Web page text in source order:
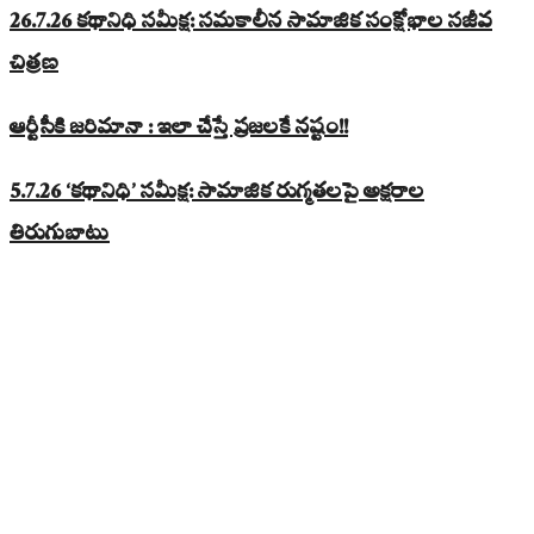
26.7.26 కథానిధి సమీక్ష: సమకాలీన సామాజిక సంక్షోభాల సజీవ
చిత్రణ
ఆర్టీసీకి జరిమానా : ఇలా చేస్తే ప్రజలకే నష్టం!!
5.7.26 ‘కథానిధి’ సమీక్ష: సామాజిక రుగ్మతలపై అక్షరాల
తిరుగుబాటు